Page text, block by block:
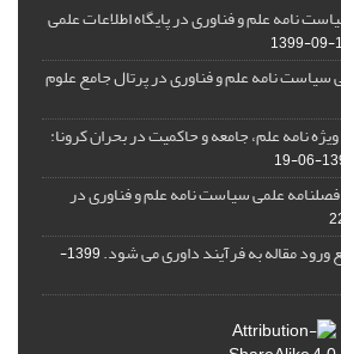
نامه علم و فناوری در پایگاه اطلاعات علمی
1399-09-
سیاست نامه علم و فناوری در پرتال جامع علوم
نامه علم، جامعه و حاکمیت در بحران کرونا:
فصلنامه علمی سیاست نامه علم و فناوری در
مقاله به فرآیند داوری می شود.
1399-